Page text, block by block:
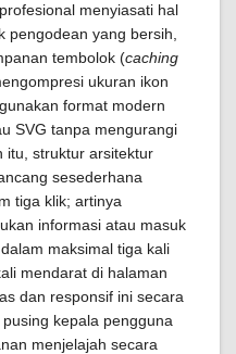
menyiasati hal
pengodean yang bersih,
tembolok (caching
ukuran ikon
format modern
SVG tanpa mengurangi
itu, struktur arsitektur
sesederhana
tiga klik; artinya
informasi atau masuk
maksimal tiga kali
mendarat di halaman
dan responsif ini secara
kepala pengguna
menjelajah secara